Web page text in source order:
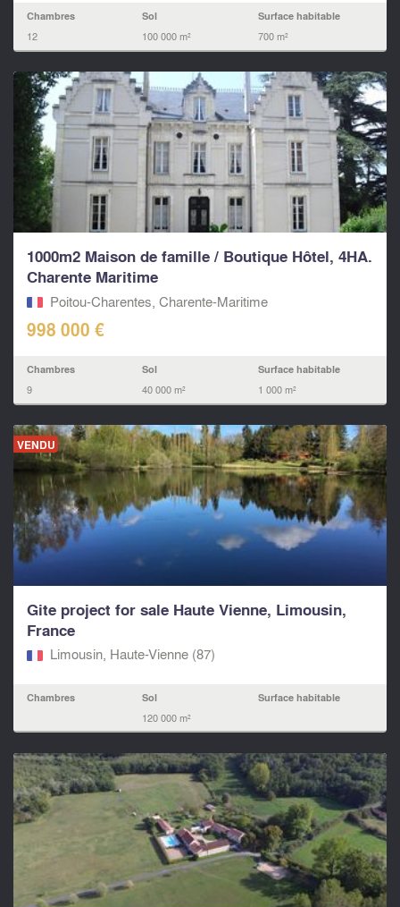
Chambres
12
Sol
100 000 m²
Surface habitable
700 m²
1000m2 Maison de famille / Boutique Hôtel, 4HA.
Charente Maritime
Poitou-Charentes, Charente-Maritime
998 000 €
Chambres
9
Sol
40 000 m²
Surface habitable
1 000 m²
VENDU
Gite project for sale Haute Vienne, Limousin,
France
Limousin, Haute-Vienne (87)
Chambres Sol
120 000 m²
Surface habitable